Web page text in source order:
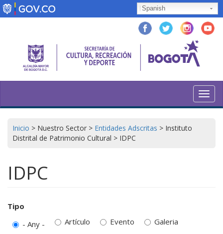
Skip
to
Spanish
Inicio > Nuestro Sector > Entidades Adscritas > Instituto
Distrital de Patrimonio Cultural > IDPC
IDPC
Tipo
- Any -
Artículo Evento
Galeria